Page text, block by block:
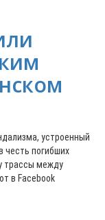
устроенный
честь погибших
трассы между
в Facebook